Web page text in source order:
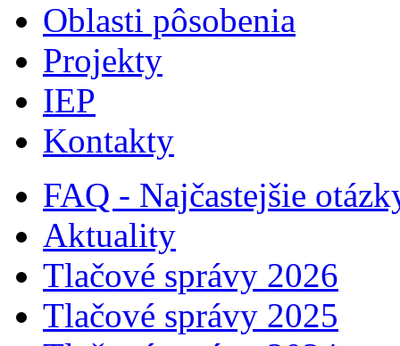
Oblasti pôsobenia
Projekty
IEP
Kontakty
FAQ - Najčastejšie
Aktuality
Tlačové správy 2026
Tlačové správy 2025